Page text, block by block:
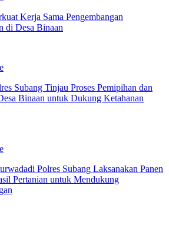
Kerja Sama Pengembangan
di Desa Binaan
Subang Tinjau Proses Pemipihan dan
Binaan untuk Dukung Ketahanan
Polres Subang Laksanakan Panen
Pertanian untuk Mendukung